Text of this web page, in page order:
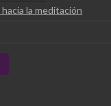
la meditación